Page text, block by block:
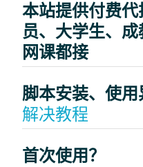
本站提供付费
员、大学生、
网课都接
脚本安装、使用
解决教程
首次使用？